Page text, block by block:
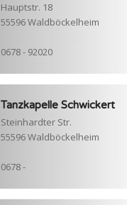
Hauptstr. 18
55596 Waldböckelheim
0678 - 92020
Tanzkapelle Schwickert
Steinhardter Str.
55596 Waldböckelheim
0678 -